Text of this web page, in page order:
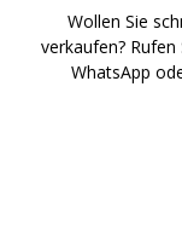
Wollen Sie
verkaufen?
WhatsApp